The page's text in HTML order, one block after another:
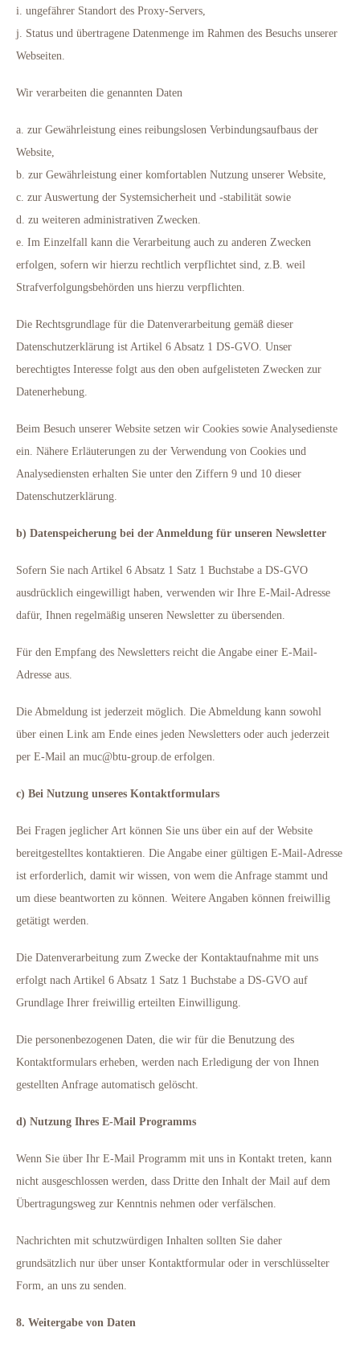
i. ungefährer Standort des Proxy-Servers,
j. Status und übertragene Datenmenge im Rahmen des Besuchs unserer
Webseiten.
Wir verarbeiten die genannten Daten
a. zur Gewährleistung eines reibungslosen Verbindungsaufbaus der
Website,
b. zur Gewährleistung einer komfortablen Nutzung unserer Website,
c. zur Auswertung der Systemsicherheit und -stabilität sowie
d. zu weiteren administrativen Zwecken.
e. Im Einzelfall kann die Verarbeitung auch zu anderen Zwecken
erfolgen, sofern wir hierzu rechtlich verpflichtet sind, z.B. weil
Strafverfolgungsbehörden uns hierzu verpflichten.
Die Rechtsgrundlage für die Datenverarbeitung gemäß dieser
Datenschutzerklärung ist Artikel 6 Absatz 1 DS-GVO. Unser
berechtigtes Interesse folgt aus den oben aufgelisteten Zwecken zur
Datenerhebung.
Beim Besuch unserer Website setzen wir Cookies sowie Analysedienste
ein. Nähere Erläuterungen zu der Verwendung von Cookies und
Analysediensten erhalten Sie unter den Ziffern 9 und 10 dieser
Datenschutzerklärung.
b) Datenspeicherung bei der Anmeldung für unseren Newsletter
Sofern Sie nach Artikel 6 Absatz 1 Satz 1 Buchstabe a DS-GVO
ausdrücklich eingewilligt haben, verwenden wir Ihre E-Mail-Adresse
dafür, Ihnen regelmäßig unseren Newsletter zu übersenden.
Für den Empfang des Newsletters reicht die Angabe einer E-Mail-
Adresse aus.
Die Abmeldung ist jederzeit möglich. Die Abmeldung kann sowohl
über einen Link am Ende eines jeden Newsletters oder auch jederzeit
per E-Mail an muc@btu-group.de erfolgen.
c) Bei Nutzung unseres Kontaktformulars
Bei Fragen jeglicher Art können Sie uns über ein auf der Website
bereitgestelltes kontaktieren. Die Angabe einer gültigen E-Mail-Adresse
ist erforderlich, damit wir wissen, von wem die Anfrage stammt und
um diese beantworten zu können. Weitere Angaben können freiwillig
getätigt werden.
Die Datenverarbeitung zum Zwecke der Kontaktaufnahme mit uns
erfolgt nach Artikel 6 Absatz 1 Satz 1 Buchstabe a DS-GVO auf
Grundlage Ihrer freiwillig erteilten Einwilligung.
Die personenbezogenen Daten, die wir für die Benutzung des
Kontaktformulars erheben, werden nach Erledigung der von Ihnen
gestellten Anfrage automatisch gelöscht.
d) Nutzung Ihres E-Mail Programms
Wenn Sie über Ihr E-Mail Programm mit uns in Kontakt treten, kann
nicht ausgeschlossen werden, dass Dritte den Inhalt der Mail auf dem
Übertragungsweg zur Kenntnis nehmen oder verfälschen.
Nachrichten mit schutzwürdigen Inhalten sollten Sie daher
grundsätzlich nur über unser Kontaktformular oder in verschlüsselter
Form, an uns zu senden.
8. Weitergabe von Daten